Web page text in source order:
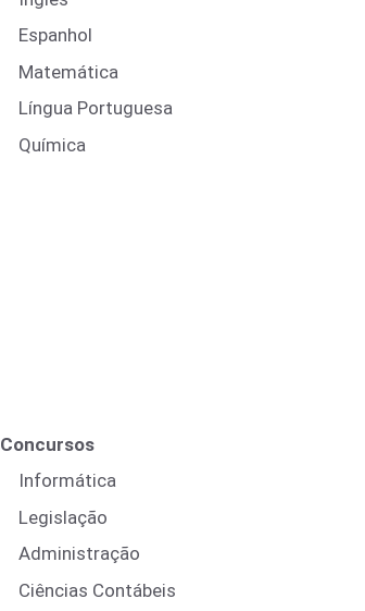
Espanhol
Matemática
Língua Portuguesa
Química
Concursos
Informática
Legislação
Administração
Ciências Contábeis